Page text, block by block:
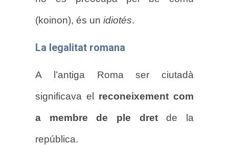
(koinon), és unidiotés.
La legalitat romana
A l’antiga Roma ser ciutadà
significava el reconeixement com
a membre de ple dretde la
república.